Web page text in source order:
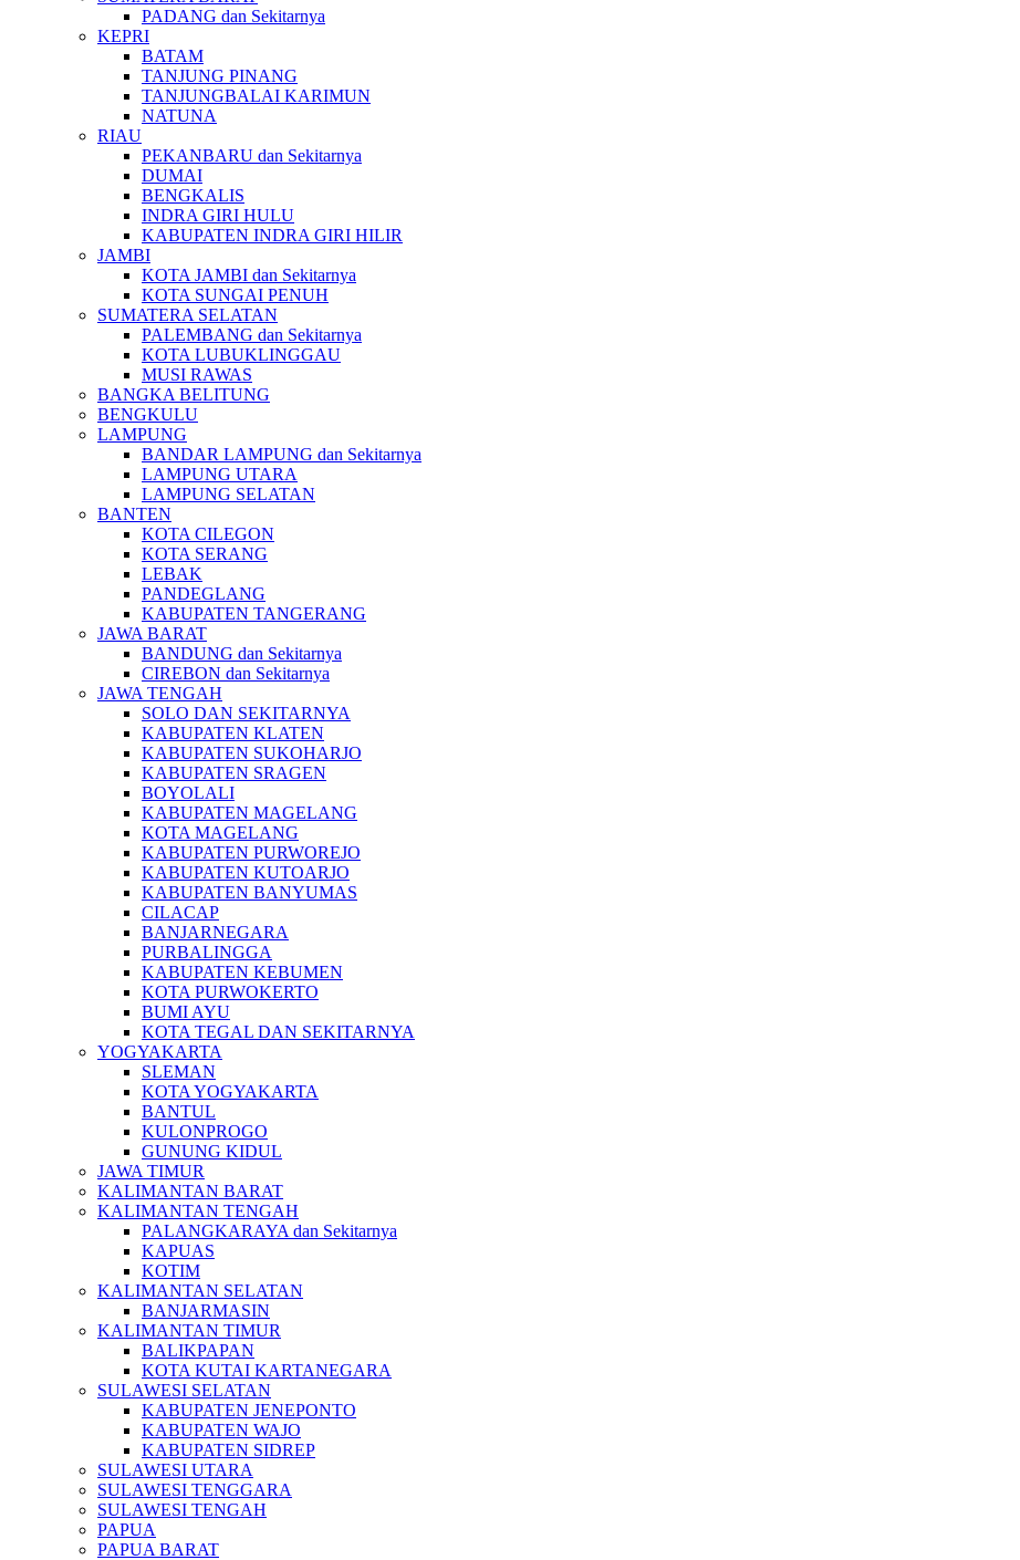
PADANG dan Sekitarnya
KEPRI
BATAM
TANJUNG PINANG
TANJUNGBALAI KARIMUN
NATUNA
RIAU
PEKANBARU dan Sekitarnya
DUMAI
BENGKALIS
INDRA GIRI HULU
KABUPATEN INDRA GIRI HILIR
JAMBI
KOTA JAMBI dan Sekitarnya
KOTA SUNGAI PENUH
SUMATERA SELATAN
PALEMBANG dan Sekitarnya
KOTA LUBUKLINGGAU
MUSI RAWAS
BANGKA BELITUNG
BENGKULU
LAMPUNG
BANDAR LAMPUNG dan Sekitarnya
LAMPUNG UTARA
LAMPUNG SELATAN
BANTEN
KOTA CILEGON
KOTA SERANG
LEBAK
PANDEGLANG
KABUPATEN TANGERANG
JAWA BARAT
BANDUNG dan Sekitarnya
CIREBON dan Sekitarnya
JAWA TENGAH
SOLO DAN SEKITARNYA
KABUPATEN KLATEN
KABUPATEN SUKOHARJO
KABUPATEN SRAGEN
BOYOLALI
KABUPATEN MAGELANG
KOTA MAGELANG
KABUPATEN PURWOREJO
KABUPATEN KUTOARJO
KABUPATEN BANYUMAS
CILACAP
BANJARNEGARA
PURBALINGGA
KABUPATEN KEBUMEN
KOTA PURWOKERTO
BUMI AYU
KOTA TEGAL DAN SEKITARNYA
YOGYAKARTA
SLEMAN
KOTA YOGYAKARTA
BANTUL
KULONPROGO
GUNUNG KIDUL
JAWA TIMUR
KALIMANTAN BARAT
KALIMANTAN TENGAH
PALANGKARAYA dan Sekitarnya
KAPUAS
KOTIM
KALIMANTAN SELATAN
BANJARMASIN
KALIMANTAN TIMUR
BALIKPAPAN
KOTA KUTAI KARTANEGARA
SULAWESI SELATAN
KABUPATEN JENEPONTO
KABUPATEN WAJO
KABUPATEN SIDREP
SULAWESI UTARA
SULAWESI TENGGARA
SULAWESI TENGAH
PAPUA
PAPUA BARAT